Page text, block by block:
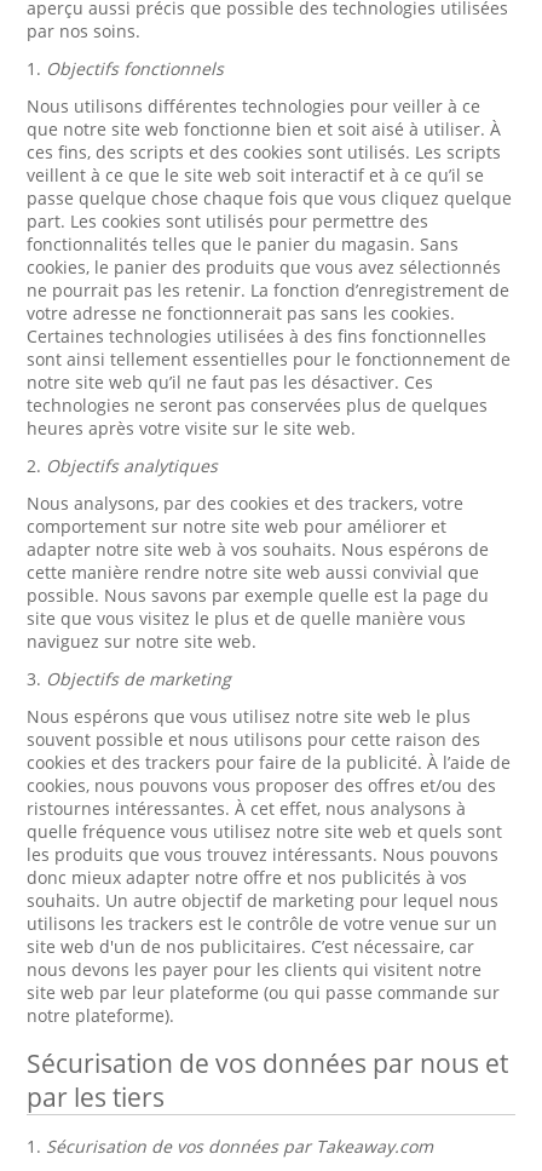
aperçu aussi précis que possible des technologies utilisées
par nos soins.
1. Objectifs fonctionnels
Nous utilisons différentes technologies pour veiller à ce
que notre site web fonctionne bien et soit aisé à utiliser. À
ces fins, des scripts et des cookies sont utilisés. Les scripts
veillent à ce que le site web soit interactif et à ce qu’il se
passe quelque chose chaque fois que vous cliquez quelque
part. Les cookies sont utilisés pour permettre des
fonctionnalités telles que le panier du magasin. Sans
cookies, le panier des produits que vous avez sélectionnés
ne pourrait pas les retenir. La fonction d’enregistrement de
votre adresse ne fonctionnerait pas sans les cookies.
Certaines technologies utilisées à des fins fonctionnelles
sont ainsi tellement essentielles pour le fonctionnement de
notre site web qu’il ne faut pas les désactiver. Ces
technologies ne seront pas conservées plus de quelques
heures après votre visite sur le site web.
2. Objectifs analytiques
Nous analysons, par des cookies et des trackers, votre
comportement sur notre site web pour améliorer et
adapter notre site web à vos souhaits. Nous espérons de
cette manière rendre notre site web aussi convivial que
possible. Nous savons par exemple quelle est la page du
site que vous visitez le plus et de quelle manière vous
naviguez sur notre site web.
3. Objectifs de marketing
Nous espérons que vous utilisez notre site web le plus
souvent possible et nous utilisons pour cette raison des
cookies et des trackers pour faire de la publicité. À l’aide de
cookies, nous pouvons vous proposer des offres et/ou des
ristournes intéressantes. À cet effet, nous analysons à
quelle fréquence vous utilisez notre site web et quels sont
les produits que vous trouvez intéressants. Nous pouvons
donc mieux adapter notre offre et nos publicités à vos
souhaits. Un autre objectif de marketing pour lequel nous
utilisons les trackers est le contrôle de votre venue sur un
site web d'un de nos publicitaires. C’est nécessaire, car
nous devons les payer pour les clients qui visitent notre
site web par leur plateforme (ou qui passe commande sur
notre plateforme).
Sécurisation de vos données par nous et
par les tiers
1. Sécurisation de vos données par Takeaway.com